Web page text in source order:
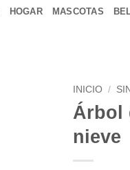
HOGAR MASCOTAS
INICIO /
Árbol
nieve